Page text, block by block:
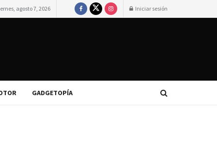
agosto 7, 2026 Iniciar sesión
GADGETOPÍA